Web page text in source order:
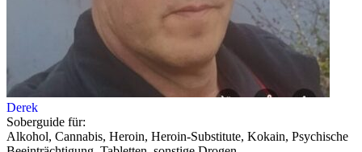
Derek
Soberguide für:
Alkohol, Cannabis, Heroin, Heroin-Substitute, Kokain, Psychische